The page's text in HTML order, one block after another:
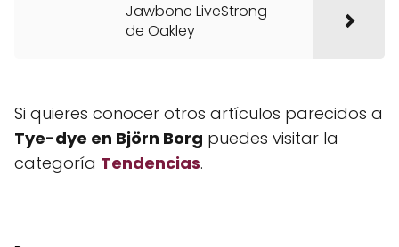
Jawbone LiveStrong
de Oakley
Si quieres conocer otros artículos parecidos a
Tye-dye en Björn Borg puedes visitar la
categoría Tendencias.